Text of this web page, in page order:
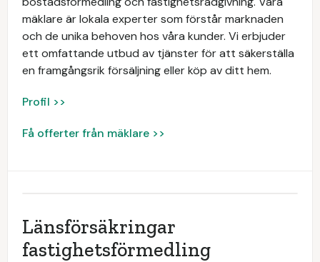
mäklare är lokala experter som förstår marknaden
och de unika behoven hos våra kunder. Vi erbjuder
ett omfattande utbud av tjänster för att säkerställa
en framgångsrik försäljning eller köp av ditt hem.
Profil >>
Få offerter från mäklare >>
Länsförsäkringar
fastighetsförmedling